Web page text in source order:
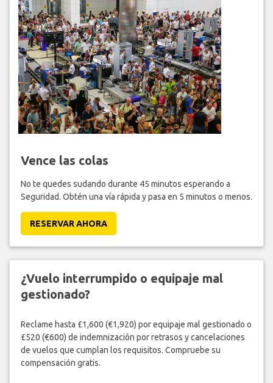
Vence las colas
No te quedes sudando durante 45 minutos esperando a
Seguridad. Obtén una vía rápida y pasa en 5 minutos o menos.
RESERVAR AHORA
¿Vuelo interrumpido o equipaje mal
gestionado?
Reclame hasta £1,600 (€1,920) por equipaje mal gestionado o
£520 (€600) de indemnización por retrasos y cancelaciones
de vuelos que cumplan los requisitos. Compruebe su
compensación gratis.